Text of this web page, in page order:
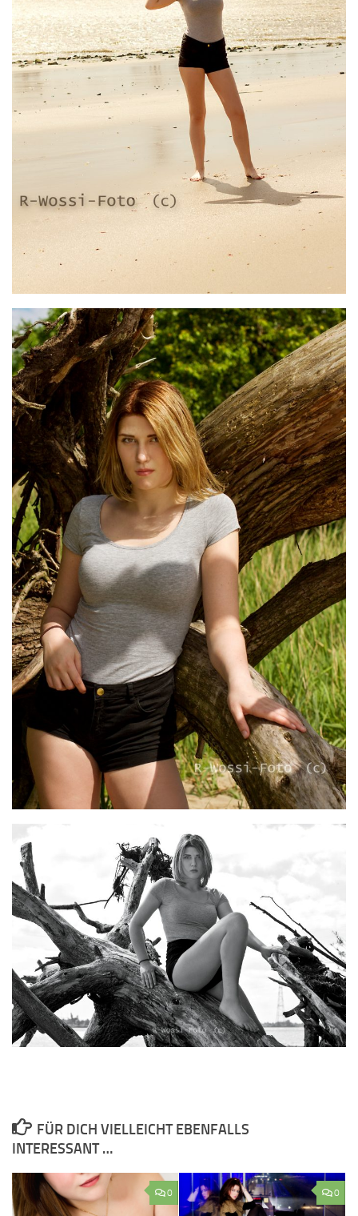
FÜR DICH VIELLEICHT EBENFALLS
INTERESSANT …
0 0